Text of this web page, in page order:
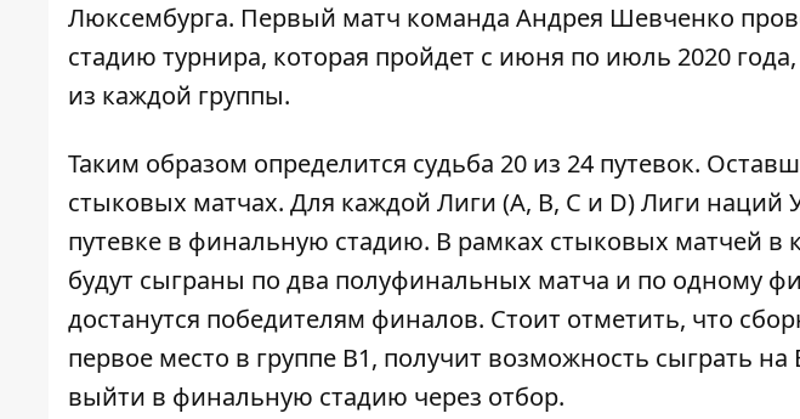
Люксембурга. Первый матч команда Андрея Шевченко
стадию турнира, которая пройдет с июня по июль 2020
из каждой группы.
Таким образом определится судьба 20 из 24 путевок.
стыковых матчах. Для каждой Лиги (A, B, C и D) Лиги
путевке в финальную стадию. В рамках стыковых матчей в
будут сыграны по два полуфинальных матча и по одному
достанутся победителям финалов. Стоит отметить, что
первое место в группе В1, получит возможность сыграть
выйти в финальную стадию через отбор.